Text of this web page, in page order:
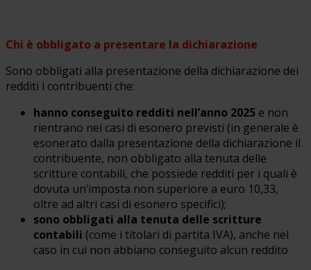
Chi è obbligato a presentare la dichiarazione
Sono obbligati alla presentazione della dichiarazione dei
redditi i contribuenti che:
hanno conseguito redditi nell’anno 2025 e non
rientrano nei casi di esonero previsti (in generale è
esonerato dalla presentazione della dichiarazione il
contribuente, non obbligato alla tenuta delle
scritture contabili, che possiede redditi per i quali è
dovuta un’imposta non superiore a euro 10,33,
oltre ad altri casi di esonero specifici);
sono obbligati alla tenuta delle scritture
contabili (come i titolari di partita IVA), anche nel
caso in cui non abbiano conseguito alcun reddito